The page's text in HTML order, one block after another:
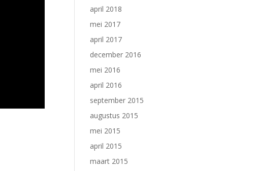
april 2018
mei 2017
april 2017
december 2016
mei 2016
april 2016
september 2015
augustus 2015
mei 2015
april 2015
maart 2015